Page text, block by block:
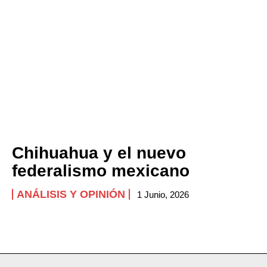
Chihuahua y el nuevo
federalismo mexicano
ANÁLISIS Y OPINIÓN 1 Junio, 2026